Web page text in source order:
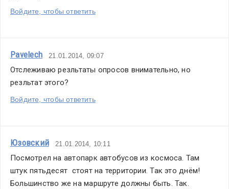
Войдите, чтобы ответить
Pavelech 21.01.2014, 09:07
Отслеживаю резльтаты опросов внимательно, но
резльтат этого?
Войдите, чтобы ответить
Юзовский 21.01.2014, 10:11
Посмотрел на автопарк автобусов из космоса. Там
штук пятьдесят  стоят на территории. Так это днём!
Большинство же на маршруте должны быть. Так.